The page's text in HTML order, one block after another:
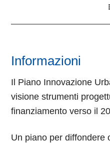
Informazioni
Il Piano Innovazione
visione strumenti
finanziamento verso il
Un piano per diffondere